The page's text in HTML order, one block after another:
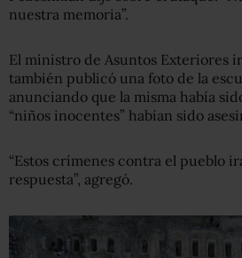
nuestra memoria”.
El ministro de Asuntos Exteriores
también publicó una foto de la
anunciando que la misma había
“niños inocentes” habían sido
“Estos crímenes contra el pueblo
respuesta”, agregó.